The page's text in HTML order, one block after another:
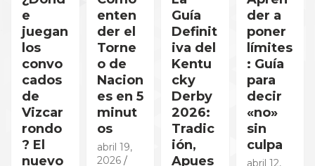
e
juegan
los
convo
cados
de
Vizcar
rondo
? El
nuevo
enten
der el
Torne
o de
Nacion
es en 5
minut
os
abril 19,
2026
Guía
Definit
iva del
Kentu
cky
Derby
2026:
Tradic
ión,
Apues
der a
poner
límites
: Guía
para
decir
«no»
sin
culpa
abril 12,